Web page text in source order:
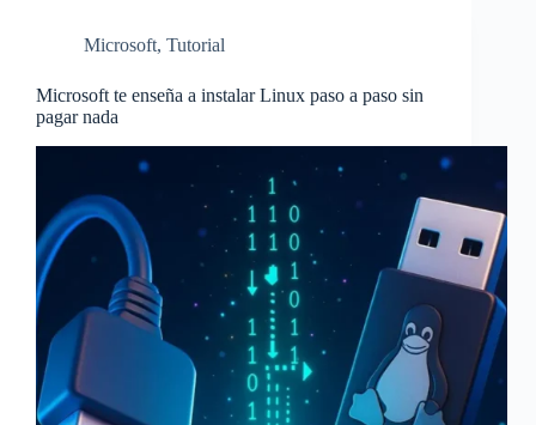
Microsoft, Tutorial
Microsoft te enseña a instalar Linux paso a paso sin
pagar nada